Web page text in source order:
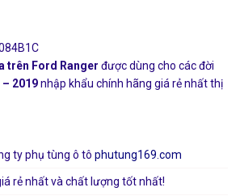
trên Ford Ranger được dùng cho các đời
– 2019nhập khẩu chính hãng giá rẻ nhất thị
ty phụ tùng ô tô phutung169.com
rẻ nhất và chất lượng tốt nhất!